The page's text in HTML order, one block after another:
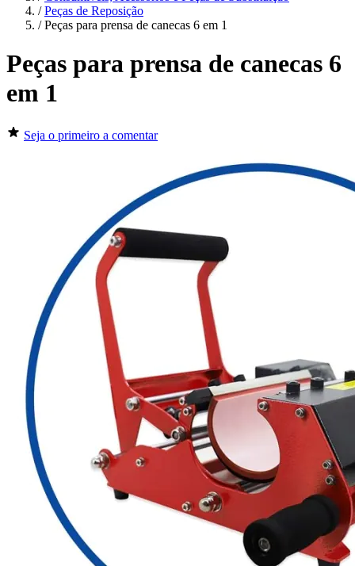
/ Peças de Reposição
/ Peças para prensa de canecas 6 em 1
Peças para prensa de canecas 6
em 1
Seja o primeiro a comentar